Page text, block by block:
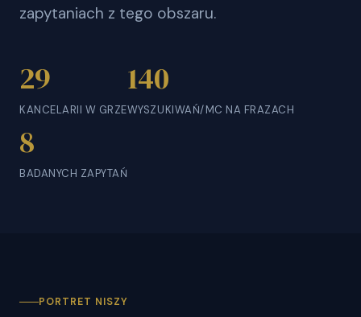
zapytaniach z tego obszaru.
29
KANCELARII W GRZE
140
WYSZUKIWAŃ/MC NA FRAZACH
8
BADANYCH ZAPYTAŃ
PORTRET NISZY